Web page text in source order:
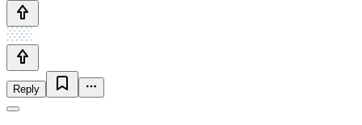
Reply